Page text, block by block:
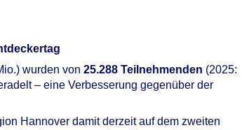
wurden von 25.288 Teilnehmenden (2025:
– eine Verbesserung gegenüber der
Hannover damit derzeit auf dem zweiten